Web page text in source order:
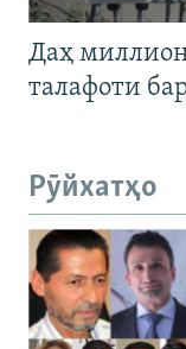
Даҳ
талафоти
Рӯйхатҳо